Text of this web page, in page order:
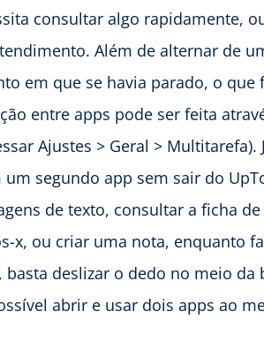
consultar algo rapidamente,
Além de alternar de
em que se havia parado, o que
entre apps pode ser feita
Ajustes > Geral >
segundo app sem sair do
de texto, consultar a ficha
x, ou criar uma nota, enquanto
deslizar o dedo no meio da
abrir e usar dois apps ao